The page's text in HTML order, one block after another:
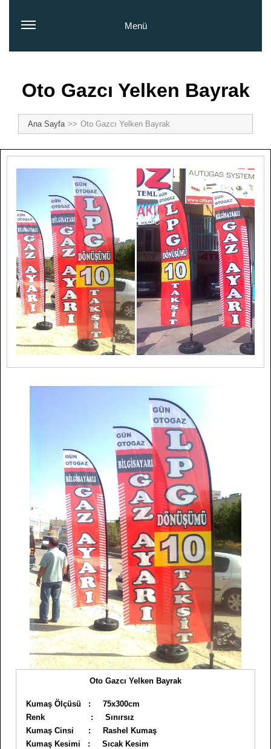
Oto Gazcı Yelken Bayrak
Ana Sayfa Oto Gazcı Yelken Bayrak
Menü
Oto Gazcı Yelken Bayrak
Kumaş Ölçüsü : 75x300cm
Renk : Sınırsız
Kumaş Cinsi : Rashel Kumaş
Kumaş Kesimi : Sıcak Kesim